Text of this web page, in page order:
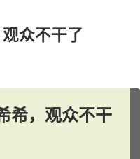
众不干了
希，观众不干